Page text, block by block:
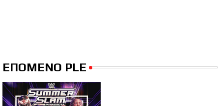
ΕΠΟΜΕΝΟ PLE